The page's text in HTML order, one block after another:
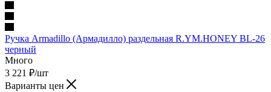
Ручка Armadillo (Армадилло) раздельная R.YM.HONEY BL-26
черный
Много
3 221 ₽/шт
Варианты цен